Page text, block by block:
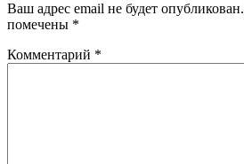
Ваш адрес email не будет опубликован.
помечены *
Комментарий *